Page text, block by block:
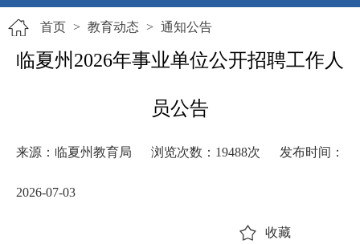
首页 > 教育动态 > 通知公告
临夏州2026年事业单位公开招聘工作人
员公告
来源：临夏州教育局 浏览次数： 19488次 发布时间：
2026-07-03
收藏